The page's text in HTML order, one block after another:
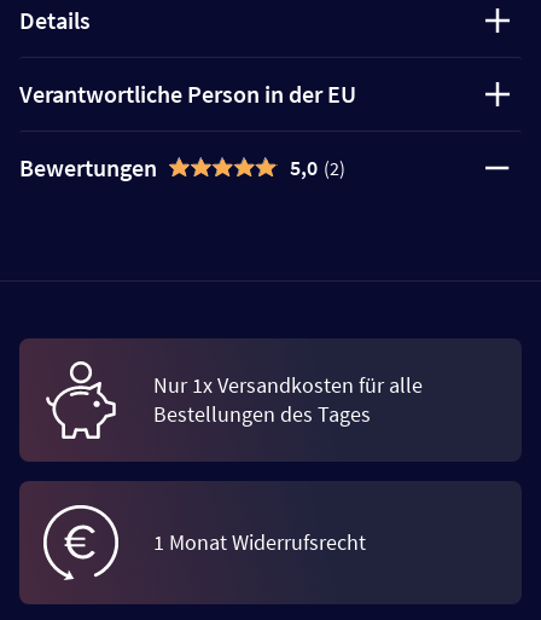
Details
Verantwortliche Person in der EU
Bewertungen 5,0 (2)
Nur 1x Versandkosten für alle
Bestellungen des Tages
1 Monat Widerrufsrecht